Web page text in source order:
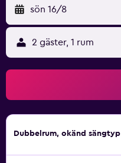
sön 16/8
2 gäster, 1 rum
Dubbelrum, okänd sängtyp